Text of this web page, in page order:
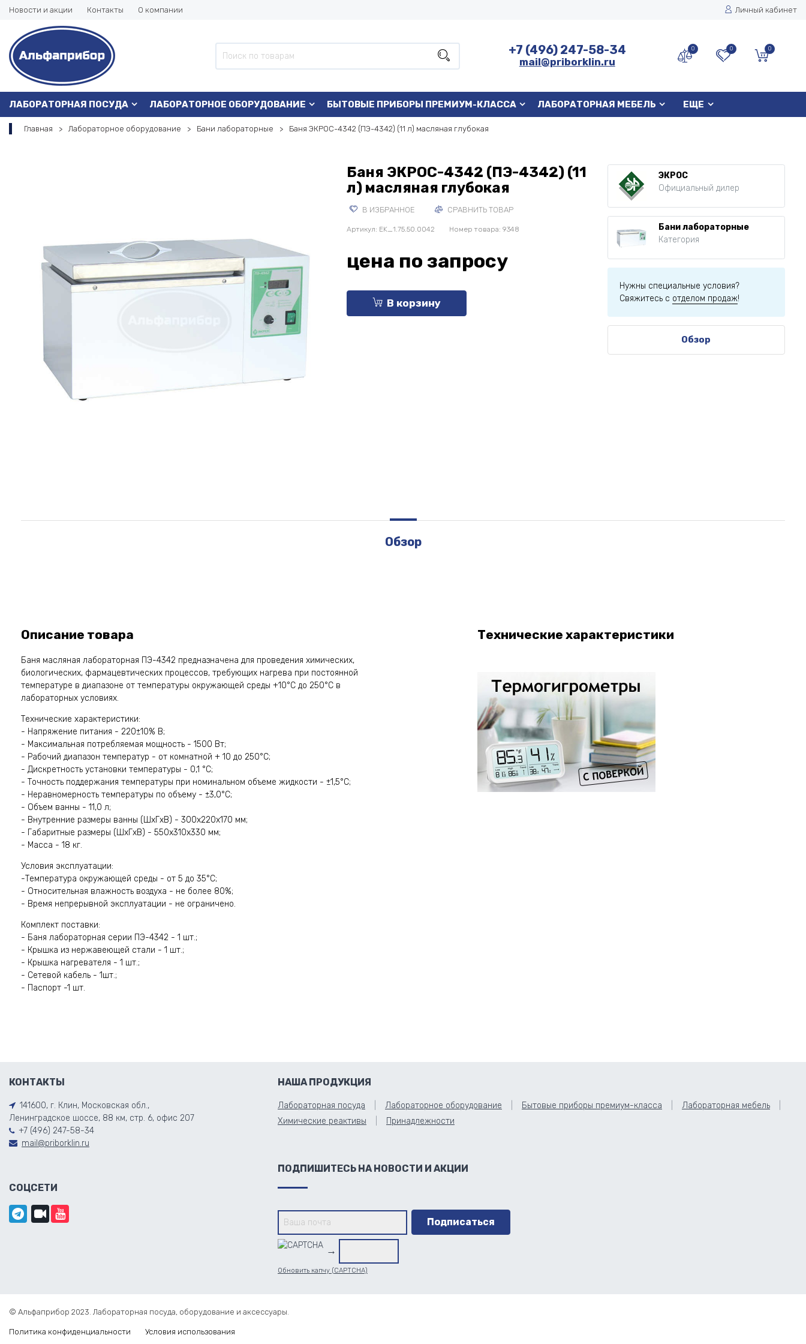
Новости и акции Контакты О компании Личный кабинет
+7 (496) 247-58-34
mail@priborklin.ru
0 0 0
ЛАБОРАТОРНАЯ ПОСУДА ЛАБОРАТОРНОЕ ОБОРУДОВАНИЕ БЫТОВЫЕ ПРИБОРЫ ПРЕМИУМ-КЛАССА ЛАБОРАТОРНАЯ МЕБЕЛЬ ЕЩЕ
Главная Лабораторное оборудование Бани лабораторные Баня ЭКРОС-4342 (ПЭ-4342) (11 л) масляная глубокая
Баня ЭКРОС-4342 (ПЭ-4342) (11
л) масляная глубокая
В ИЗБРАННОЕ СРАВНИТЬ ТОВАР
Артикул: EK_1.75.50.0042 Номер товара: 9348
цена по запросу
В корзину
ЭКРОС
Официальный дилер
Бани лабораторные
Категория
Нужны специальные условия?
Свяжитесь с отделом продаж!
Обзор
Обзор
Описание товара
Баня масляная лабораторная ПЭ-4342 предназначена для проведения химических,
биологических, фармацевтических процессов, требующих нагрева при постоянной
температуре в диапазоне от температуры окружающей среды +10°С до 250°С в
лабораторных условиях.
Технические характеристики:
- Напряжение питания - 220±10% В;
- Максимальная потребляемая мощность - 1500 Вт;
- Рабочий диапазон температур - от комнатной + 10 до 250°С;
- Дискретность установки температуры - 0,1 °С;
- Точность поддержания температуры при номинальном объеме жидкости - ±1,5°С;
- Неравномерность температуры по объему - ±3,0°С;
- Объем ванны - 11,0 л;
- Внутренние размеры ванны (ШхГхВ) - 300x220x170 мм;
- Габаритные размеры (ШхГхВ) - 550x310x330 мм;
- Масса - 18 кг.
Условия эксплуатации:
-Температура окружающей среды - от 5 до 35°С;
- Относительная влажность воздуха - не более 80%;
- Время непрерывной эксплуатации - не ограничено.
Комплект поставки:
- Баня лабораторная серии ПЭ-4342 - 1 шт.;
- Крышка из нержавеющей стали - 1 шт.;
- Крышка нагревателя - 1 шт.;
- Сетевой кабель - 1шт.;
- Паспорт -1 шт.
Технические характеристики
КОНТАКТЫ
141600, г. Клин, Московская обл.,
Ленинградское шоссе, 88 км, стр. 6, офис 207
+7 (496) 247-58-34
mail@priborklin.ru
СОЦСЕТИ
НАША ПРОДУКЦИЯ
Лабораторная посуда Лабораторное оборудование Бытовые приборы премиум-класса
Лабораторная мебель
Химические реактивы
Принадлежности
ПОДПИШИТЕСЬ НА НОВОСТИ И АКЦИИ
→
Обновить капчу (CAPTCHA)
© Альфаприбор 2023. Лабораторная посуда, оборудование и аксессуары.
Политика конфиденциальности Условия использования